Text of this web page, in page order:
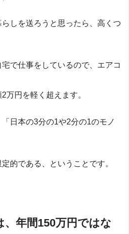
しを送ろうと思ったら、高くつ
で仕事をしているので、エアコ
万円を軽く超えます。
日本の3分の1や2分の1のモノ
的である、ということです。
年間150万円ではな